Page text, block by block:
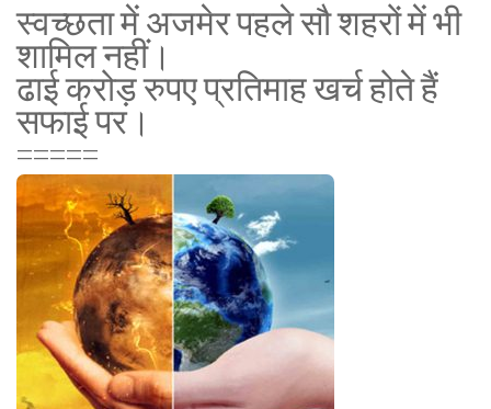
स्वच्छता में अजमेर पहले सौ शहरों में भी
शामिल नहीं।
ढाई करोड़ रुपए प्रतिमाह खर्च होते हैं
सफाई पर।
=====